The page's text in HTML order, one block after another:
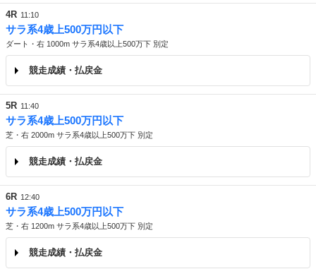
4R 11:10
サラ系4歳上500万円以下
ダート・右 1000m サラ系4歳以上500万下 別定
競走成績・払戻金
5R 11:40
サラ系4歳上500万円以下
芝・右 2000m サラ系4歳以上500万下 別定
競走成績・払戻金
6R 12:40
サラ系4歳上500万円以下
芝・右 1200m サラ系4歳以上500万下 別定
競走成績・払戻金